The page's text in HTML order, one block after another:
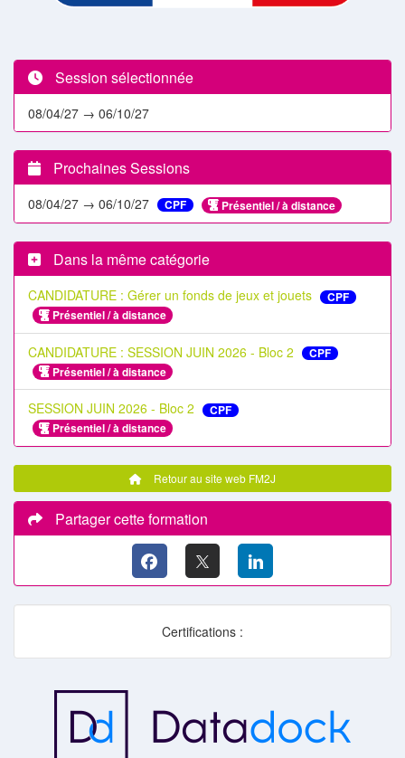
Session sélectionnée
08/04/27 → 06/10/27
Prochaines Sessions
08/04/27 → 06/10/27 CPF Présentiel / à distance
Dans la même catégorie
CANDIDATURE : Gérer un fonds de jeux et jouets
CPF
Présentiel / à distance
CANDIDATURE : SESSION JUIN 2026 - Bloc 2
CPF
Présentiel / à distance
SESSION JUIN 2026 - Bloc 2
CPF
Présentiel / à distance
Retour au site web FM2J
Partager cette formation
Certifications :